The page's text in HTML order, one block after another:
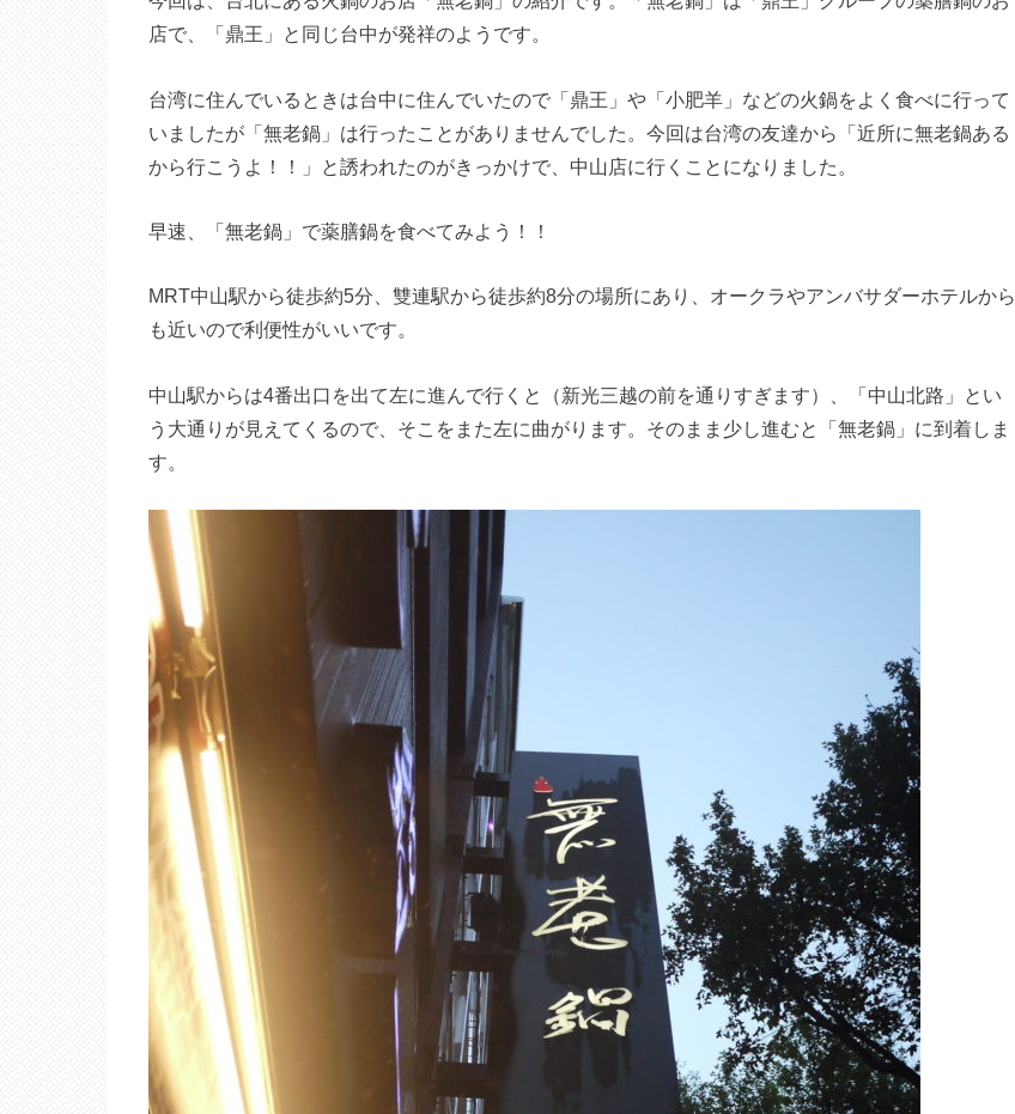
店で、「鼎王」と同じ台中が発祥のようです。
台湾に住んでいるときは台中に住んでいたので「鼎王」や「小肥羊」などの火鍋をよく食べに行って
いましたが「無老鍋」は行ったことがありませんでした。今回は台湾の友達から「近所に無老鍋ある
から行こうよ！！」と誘われたのがきっかけで、中山店に行くことになりました。
早速、「無老鍋」で薬膳鍋を食べてみよう！！
MRT中山駅から徒歩約5分、雙連駅から徒歩約8分の場所にあり、オークラやアンバサダーホテルから
も近いので利便性がいいです。
中山駅からは4番出口を出て左に進んで行くと（新光三越の前を通りすぎます）、「中山北路」とい
う大通りが見えてくるので、そこをまた左に曲がります。そのまま少し進むと「無老鍋」に到着しま
す。